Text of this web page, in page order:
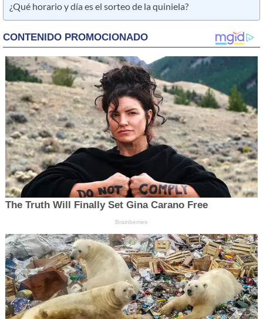
¿Qué horario y día es el sorteo de la quiniela?